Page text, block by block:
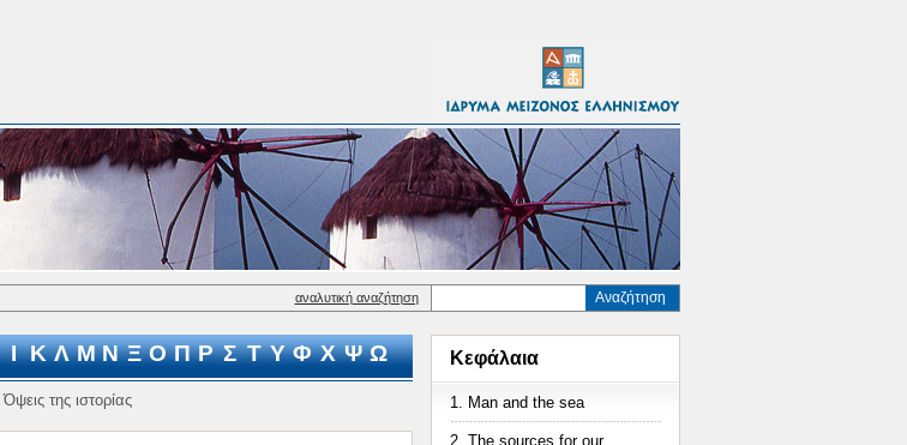
αναλυτική αναζήτηση Αναζήτηση
Ι Κ Λ Μ Ν Ξ Ο Π Ρ Σ Τ Υ Φ Χ Ψ Ω
Όψεις της ιστορίας
Κεφάλαια
1. Man and the sea
2. The sources for our